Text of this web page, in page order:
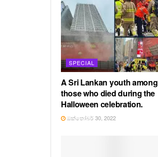
SPECIAL
A Sri Lankan youth among
those who died during the
Halloween celebration.
ඔක්තෝබර් 30, 2022